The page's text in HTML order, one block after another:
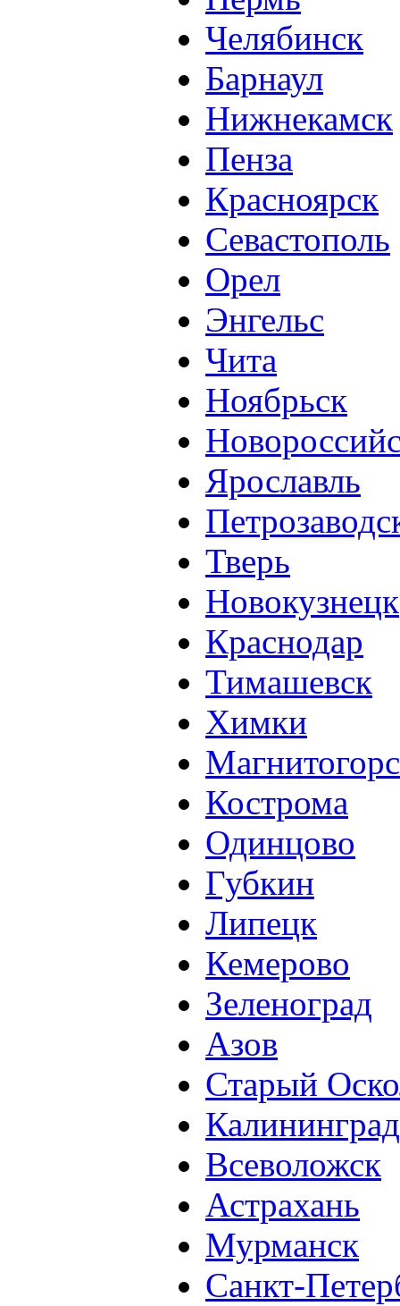
Челябинск
Барнаул
Нижнекамск
Пенза
Красноярск
Севастополь
Орел
Энгельс
Чита
Ноябрьск
Ярославль
Тверь
Новокузнецк
Краснодар
Тимашевск
Химки
Кострома
Одинцово
Губкин
Липецк
Кемерово
Зеленоград
Азов
Старый
Калининград
Всеволожск
Астрахань
Мурманск
Санкт-